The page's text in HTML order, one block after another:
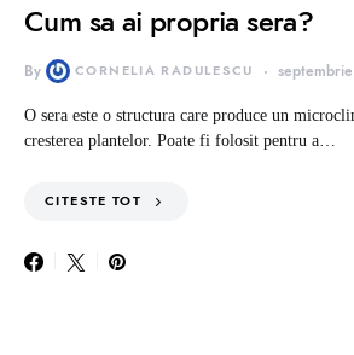
Cum sa ai propria sera?
By CORNELIA RADULESCU
O sera este o structura care produce un
cresterea plantelor. Poate fi folosit pentru a…
CITESTE TOT